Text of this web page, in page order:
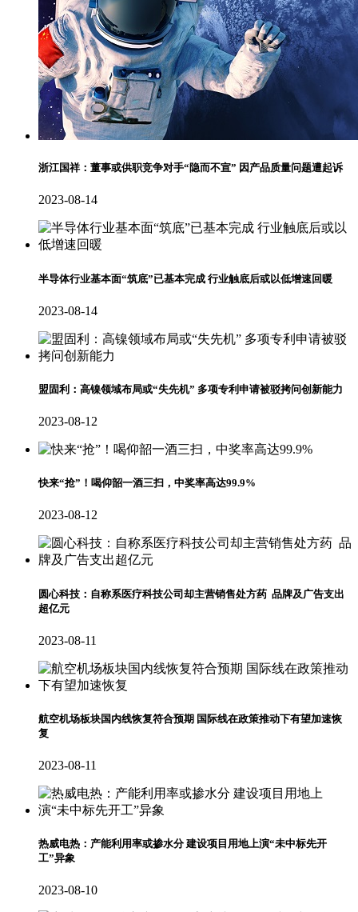
浙江国祥：董事或供职竞争对手“隐而不宣” 因产品质量问题遭起诉
2023-08-14
半导体行业基本面“筑底”已基本完成 行业触底后或以低增速回暖
2023-08-14
盟固利：高镍领域布局或“失先机” 多项专利申请被驳拷问创新能力
2023-08-12
快来“抢”！喝仰韶一酒三扫，中奖率高达99.9%
2023-08-12
圆心科技：自称系医疗科技公司却主营销售处方药 品牌及广告支出
超亿元
2023-08-11
航空机场板块国内线恢复符合预期 国际线在政策推动下有望加速恢
复
2023-08-11
热威电热：产能利用率或掺水分 建设项目用地上演“未中标先开
工”异象
2023-08-10